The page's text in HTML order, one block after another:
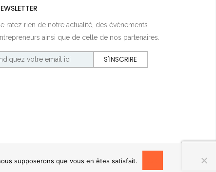
ratez rien de notre actualité, des événements
ainsi que de celle de nos partenaires.
supposerons que vous en êtes satisfait.